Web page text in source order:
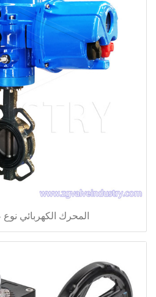
المحرك الكهربائي